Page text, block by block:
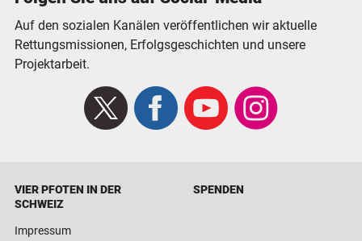
Auf den sozialen Kanälen veröffentlichen wir aktuelle
Rettungsmissionen, Erfolgsgeschichten und unsere
Projektarbeit.
X
FacebookYoutube Instagram
VIER PFOTEN IN DER
SCHWEIZ
Impressum
SPENDEN